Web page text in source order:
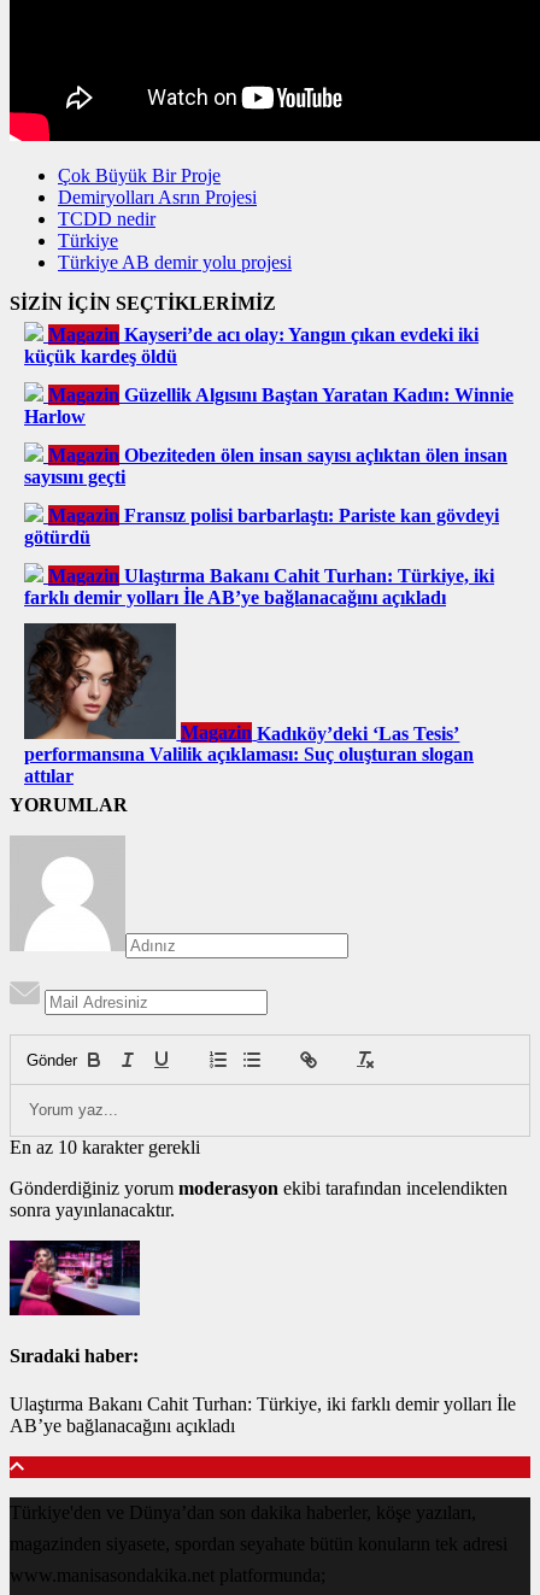
Çok Büyük Bir Proje
Demiryolları Asrın Projesi
TCDD nedir
Türkiye
Türkiye AB demir yolu projesi
SİZİN İÇİN SEÇTİKLERİMİZ
Magazin Kayseri’de acı olay: Yangın çıkan evdeki iki
küçük kardeş öldü
Magazin Güzellik Algısını Baştan Yaratan Kadın: Winnie
Harlow
Magazin Obeziteden ölen insan sayısı açlıktan ölen insan
sayısını geçti
Magazin Fransız polisi barbarlaştı: Pariste kan gövdeyi
götürdü
Magazin Ulaştırma Bakanı Cahit Turhan: Türkiye, iki
farklı demir yolları İle AB’ye bağlanacağını açıkladı
Magazin Kadıköy’deki ‘Las Tesis’
performansına Valilik açıklaması: Suç oluşturan slogan
attılar
YORUMLAR
Gönder
En az 10 karakter gerekli
Gönderdiğiniz yorum moderasyon ekibi tarafından incelendikten
sonra yayınlanacaktır.
Sıradaki haber:
Ulaştırma Bakanı Cahit Turhan: Türkiye, iki farklı demir yolları İle
AB’ye bağlanacağını açıkladı
Türkiye'den ve Dünya’dan son dakika haberler, köşe yazıları,
magazinden siyasete, spordan seyahate bütün konuların tek adresi
www.manisasondakika.net platformunda;